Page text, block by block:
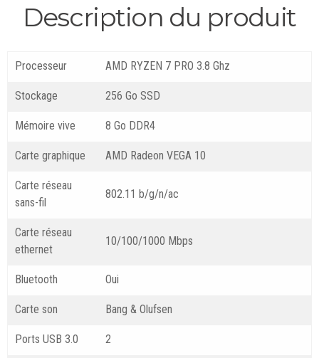
Description du produit
Processeur AMD RYZEN 7 PRO 3.8 Ghz
Stockage 256 Go SSD
Mémoire vive 8 Go DDR4
Carte graphique AMD Radeon VEGA 10
Carte réseau
sans-fil
802.11 b/g/n/ac
Carte réseau
ethernet
10/100/1000 Mbps
Bluetooth Oui
Carte son Bang & Olufsen
Ports USB 3.0 2